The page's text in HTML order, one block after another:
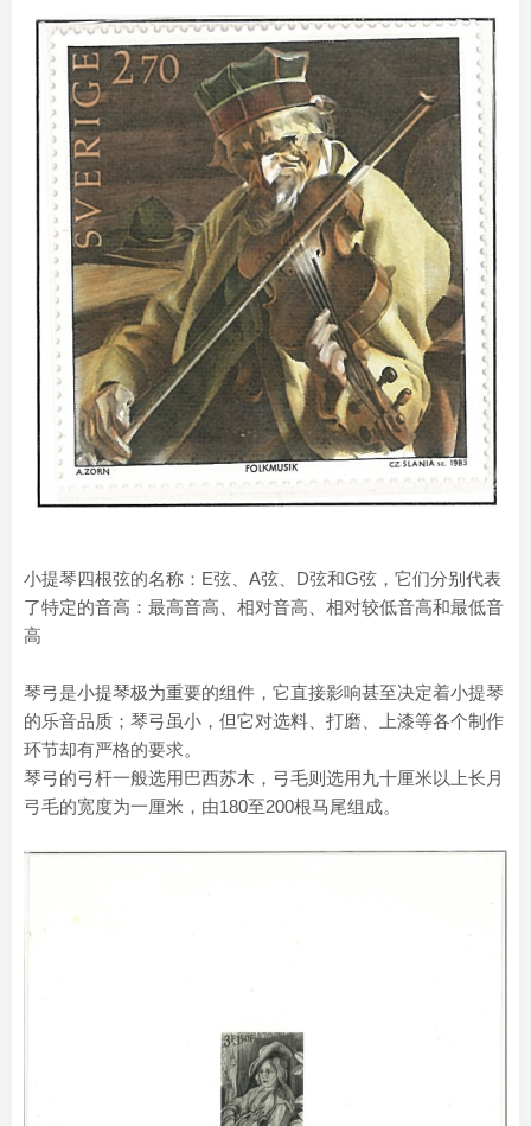
小提琴四根弦的名称：E弦、A弦、D弦和G弦，它们分别代表
了特定的音高：最高音高、相对音高、相对较低音高和最低音
高
琴弓是小提琴极为重要的组件，它直接影响甚至决定着小提琴
的乐音品质；琴弓虽小，但它对选料、打磨、上漆等各个制作
环节却有严格的要求。
琴弓的弓杆一般选用巴西苏木，弓毛则选用九十厘米以上长月
弓毛的宽度为一厘米，由180至200根马尾组成。